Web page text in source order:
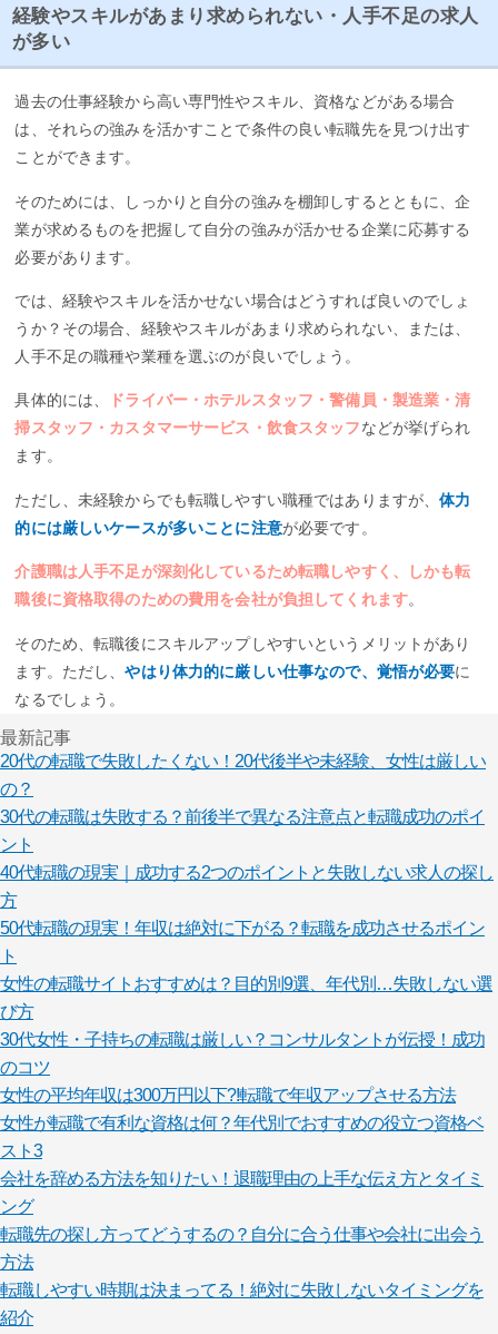
経験やスキルがあまり求められない・人手不足の求人
が多い
過去の仕事経験から高い専門性やスキル、資格などがある場合
は、それらの強みを活かすことで条件の良い転職先を見つけ出す
ことができます。
そのためには、しっかりと自分の強みを棚卸しするとともに、企
業が求めるものを把握して自分の強みが活かせる企業に応募する
必要があります。
では、経験やスキルを活かせない場合はどうすれば良いのでしょ
うか？その場合、経験やスキルがあまり求められない、または、
人手不足の職種や業種を選ぶのが良いでしょう。
具体的には、
ドライバー・ホテルスタッフ・警備員・製造業・清
掃スタッフ・カスタマーサービス・飲食スタッフなどが挙げられ
ます。
ただし、未経験からでも転職しやすい職種ではありますが、体力
的には厳しいケースが多いことに注意が必要です。
介護職は人手不足が深刻化しているため転職しやすく、しかも転
職後に資格取得のための費用を会社が負担してくれます。
そのため、転職後にスキルアップしやすいというメリットがあり
ます。ただし、やはり体力的に厳しい仕事なので、覚悟が必要に
なるでしょう。
最新記事
20代の転職で失敗したくない！20代後半や未経験、女性は厳しい
の？
30代の転職は失敗する？前後半で異なる注意点と転職成功のポイ
ント
40代転職の現実｜成功する2つのポイントと失敗しない求人の探し
方
50代転職の現実！年収は絶対に下がる？転職を成功させるポイン
ト
女性の転職サイトおすすめは？目的別9選、年代別…失敗しない選
び方
30代女性・子持ちの転職は厳しい？コンサルタントが伝授！成功
のコツ
女性の平均年収は300万円以下?!転職で年収アップさせる方法
女性が転職で有利な資格は何？年代別でおすすめの役立つ資格ベ
スト3
会社を辞める方法を知りたい！退職理由の上手な伝え方とタイミ
ング
転職先の探し方ってどうするの？自分に合う仕事や会社に出会う
方法
転職しやすい時期は決まってる！絶対に失敗しないタイミングを
紹介